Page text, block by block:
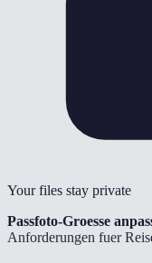
Your files stay private
Passfoto-Groesse
Anforderungen fuer